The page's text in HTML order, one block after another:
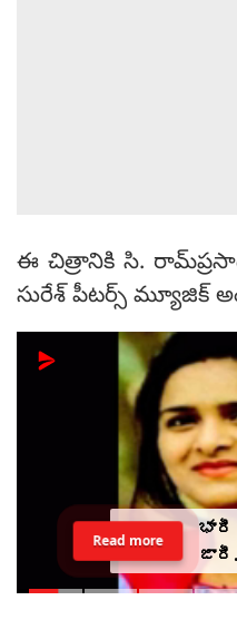
ఈ చిత్రానికి సి.
సురేశ్ పీటర్స్ మ్యూజిక్
భారీ
Read more